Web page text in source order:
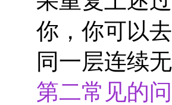
你，你可以
同一层连续
第二常见的